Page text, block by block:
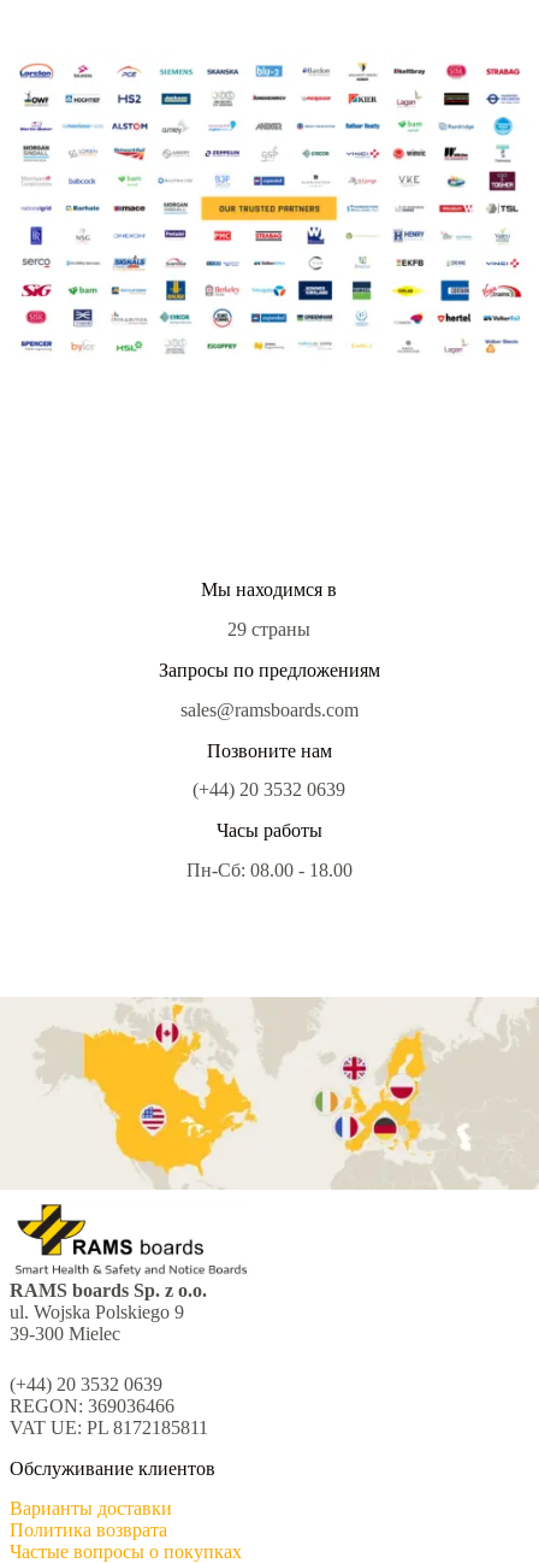
Мы находимся в
29 страны
Запросы по предложениям
sales@ramsboards.com
Позвоните нам
(+44) 20 3532 0639
Часы работы
Пн-Сб: 08.00 - 18.00
RAMS boards Sp. z o.o.
ul. Wojska Polskiego 9
39-300 Mielec
(+44) 20 3532 0639
REGON: 369036466
VAT UE: PL 8172185811
Обслуживание клиентов
Варианты доставки
Политика возврата
Частые вопросы о покупках